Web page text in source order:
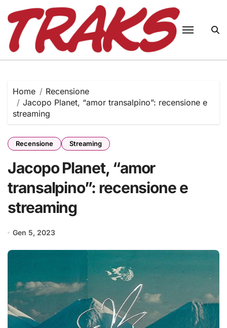
content
Home
Recensione
Jacopo Planet, “amor transalpino”: recensione e
streaming
Recensione Streaming
Jacopo Planet, “amor
transalpino”: recensione e
streaming
Gen 5, 2023